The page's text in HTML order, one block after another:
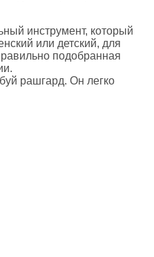
инструмент, который
или детский, для
подобранная
рашгард. Он легко